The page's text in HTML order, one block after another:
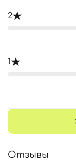
2
1
Отзывы